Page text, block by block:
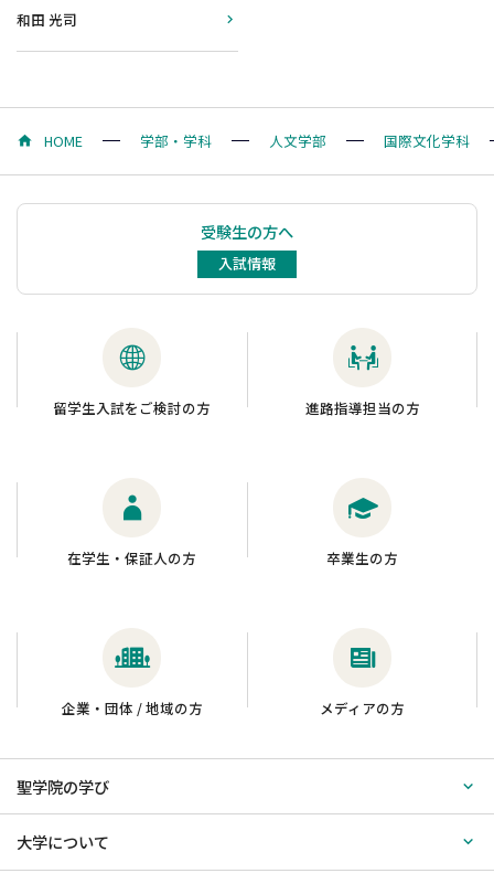
和田 光司
HOME 学部・学科 人文学部 国際文化学科
受験生の方へ
入試情報
留学生入試をご検討の方 進路指導担当の方
在学生・保証人の方 卒業生の方
企業・団体 / 地域の方 メディアの方
聖学院の学び
大学について